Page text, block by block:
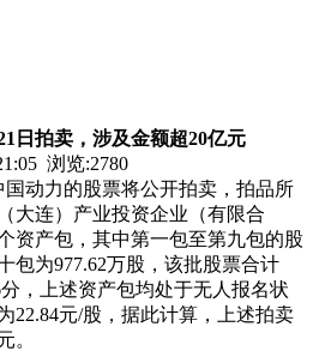
日拍卖，涉及金额超20亿元
浏览:2780
国动力的股票将公开拍卖，拍品所
大连）产业投资企业（有限合
资产包，其中第一包至第九包的股
包为977.62万股，该批股票合计
，上述资产包均处于无人报名状
22.84元/股，据此计算，上述拍卖
。